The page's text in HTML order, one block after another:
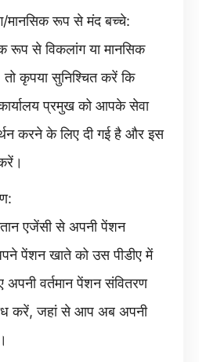
मानसिक रूप से मंद बच्चे:
रूप से विकलांग या मानसिक
कृपया सुनिश्चित करें कि
प्रमुख को आपके सेवा
करने के लिए दी गई है और इस
एजेंसी से अपनी पेंशन
पेंशन खाते को उस पीडीए में
अपनी वर्तमान पेंशन संवितरण
करें, जहां से आप अब अपनी